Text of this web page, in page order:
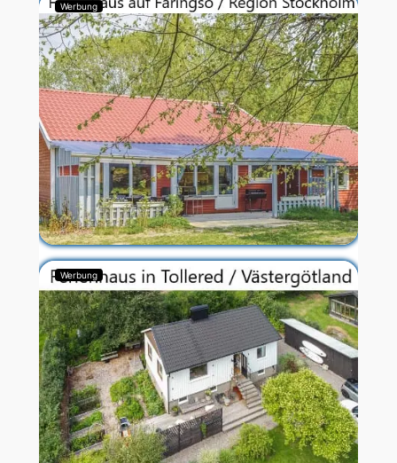
Werbung
Werbung